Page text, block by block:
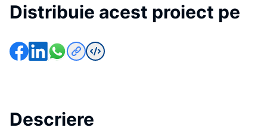
Distribuie acest proiect pe
Descriere